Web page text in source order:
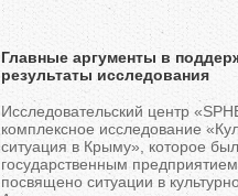
Главные аргументы в
результаты исследования
Исследовательский центр
комплексное исследование
ситуация в Крыму», которое
государственным
посвящено ситуации в